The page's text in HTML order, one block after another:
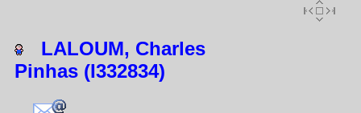
LALOUM, Charles
Pinhas (I332834)